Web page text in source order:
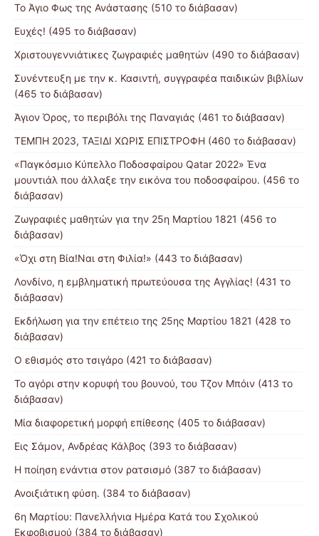
Το Άγιο Φως της Ανάστασης (510 το διάβασαν)
Ευχές! (495 το διάβασαν)
Χριστουγεννιάτικες ζωγραφιές μαθητών (490 το διάβασαν)
Συνέντευξη με την κ. Κασιντή, συγγραφέα παιδικών βιβλίων
(465 το διάβασαν)
Άγιον Όρος, το περιβόλι της Παναγιάς (461 το διάβασαν)
ΤΕΜΠΗ 2023, ΤΑΞΙΔΙ ΧΩΡΙΣ ΕΠΙΣΤΡΟΦΗ (460 το διάβασαν)
«Παγκόσμιο Κύπελλο Ποδοσφαίρου Qatar 2022» Ένα
μουντιάλ που άλλαξε την εικόνα του ποδοσφαίρου. (456 το
διάβασαν)
Ζωγραφιές μαθητών για την 25η Μαρτίου 1821 (456 το
διάβασαν)
«Όχι στη Βία!Ναι στη Φιλία!» (443 το διάβασαν)
Λονδίνο, η εμβληματική πρωτεύουσα της Αγγλίας! (431 το
διάβασαν)
Εκδήλωση για την επέτειο της 25ης Μαρτίου 1821 (428 το
διάβασαν)
Ο εθισμός στο τσιγάρο (421 το διάβασαν)
Το αγόρι στην κορυφή του βουνού, του Τζον Μπόιν (413 το
διάβασαν)
Μία διαφορετική μορφή επίθεσης (405 το διάβασαν)
Εις Σάμον, Ανδρέας Κάλβος (393 το διάβασαν)
Η ποίηση ενάντια στον ρατσισμό (387 το διάβασαν)
Ανοιξιάτικη φύση. (384 το διάβασαν)
6η Μαρτίου: Πανελλήνια Ημέρα Κατά του Σχολικού
Εκφοβισμού (384 το διάβασαν)